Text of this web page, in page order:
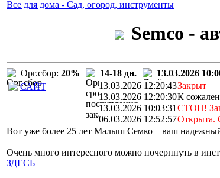
Все для дома - Сад, огород, инструменты
Semco -
Орг.сбор: 20% 14-18 дн. 13.03.2026
13.03.2026 12:20:43Закрыт
13.03.2026 12:20:30К
13.03.2026 10:03:31 СТОП!
06.03.2026 12:52:57Открыта.
САЙТ
Вот уже более 25 лет Малыш Семко – ваш
Очень много интересного можно почерпнуть в
ЗДЕСЬ